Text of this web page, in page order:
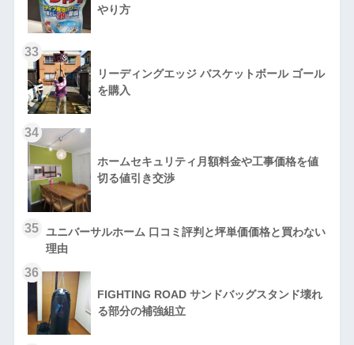
やり方
33
リーディングエッジ バスケットボール ゴール
を購入
34
ホームセキュリティ月額料金や工事価格を値
切る値引き交渉
35 ユニバーサルホーム 口コミ評判と坪単価価格と買わない
理由
36
FIGHTING ROAD サンドバッグスタンド壊れ
る部分の補強組立